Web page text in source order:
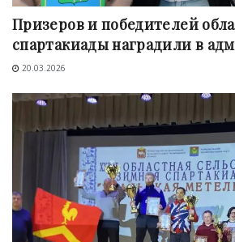
Призеров и победителей
спартакиады наградили в
20.03.2026